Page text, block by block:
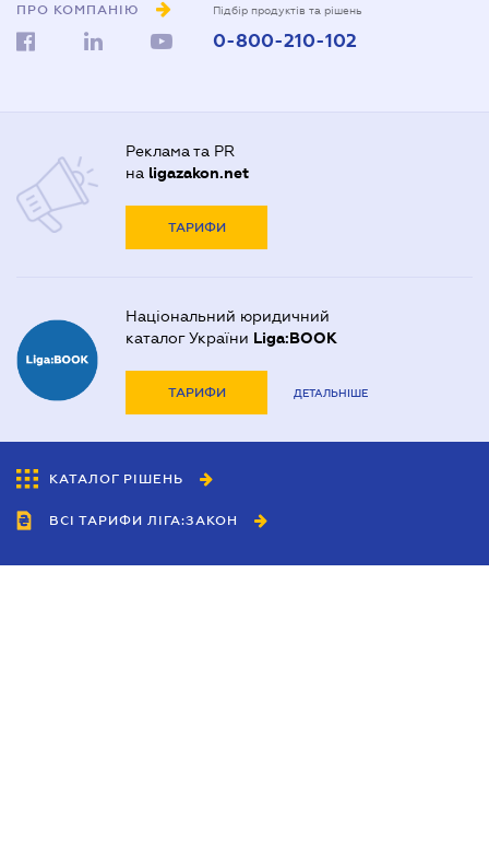
ПРО КОМПАНІЮ Підбір продуктів та рішень
0-800-210-102
Реклама та PR
на ligazakon.net
ТАРИФИ
Національний юридичний
каталог України Liga:BOOK
ТАРИФИ ДЕТАЛЬНІШЕ
КАТАЛОГ РІШЕНЬ
ВСІ ТАРИФИ ЛІГА:ЗАКОН